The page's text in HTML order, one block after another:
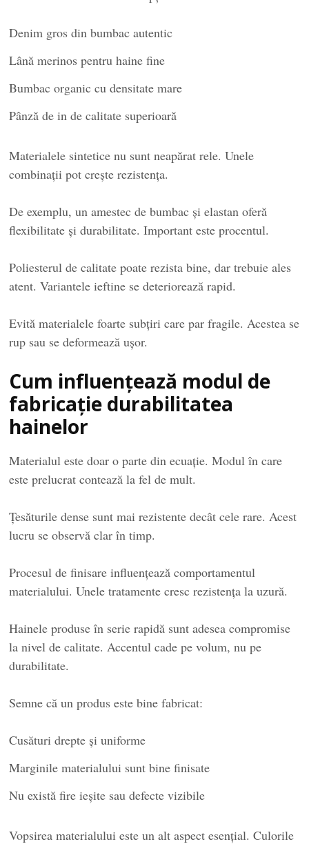
Denim gros din bumbac autentic
Lână merinos pentru haine fine
Bumbac organic cu densitate mare
Pânză de in de calitate superioară
Materialele sintetice nu sunt neapărat rele. Unele
combinații pot crește rezistența.
De exemplu, un amestec de bumbac și elastan oferă
flexibilitate și durabilitate. Important este procentul.
Poliesterul de calitate poate rezista bine, dar trebuie ales
atent. Variantele ieftine se deteriorează rapid.
Evită materialele foarte subțiri care par fragile. Acestea se
rup sau se deformează ușor.
Cum influențează modul de
fabricație durabilitatea
hainelor
Materialul este doar o parte din ecuație. Modul în care
este prelucrat contează la fel de mult.
Țesăturile dense sunt mai rezistente decât cele rare. Acest
lucru se observă clar în timp.
Procesul de finisare influențează comportamentul
materialului. Unele tratamente cresc rezistența la uzură.
Hainele produse în serie rapidă sunt adesea compromise
la nivel de calitate. Accentul cade pe volum, nu pe
durabilitate.
Semne că un produs este bine fabricat:
Cusături drepte și uniforme
Marginile materialului sunt bine finisate
Nu există fire ieșite sau defecte vizibile
Vopsirea materialului este un alt aspect esențial. Culorile